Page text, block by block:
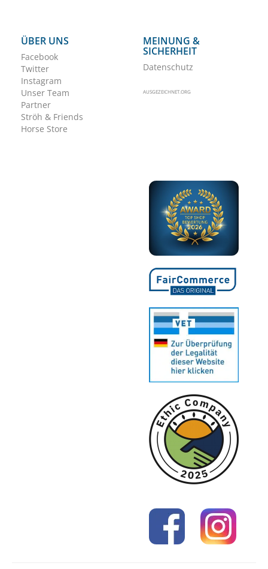
ÜBER UNS
Facebook
Twitter
Instagram
Unser Team
Partner
Ströh & Friends
Horse Store
MEINUNG &
SICHERHEIT
Datenschutz
AUSGEZEICHNET.ORG